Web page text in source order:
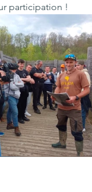
participation !